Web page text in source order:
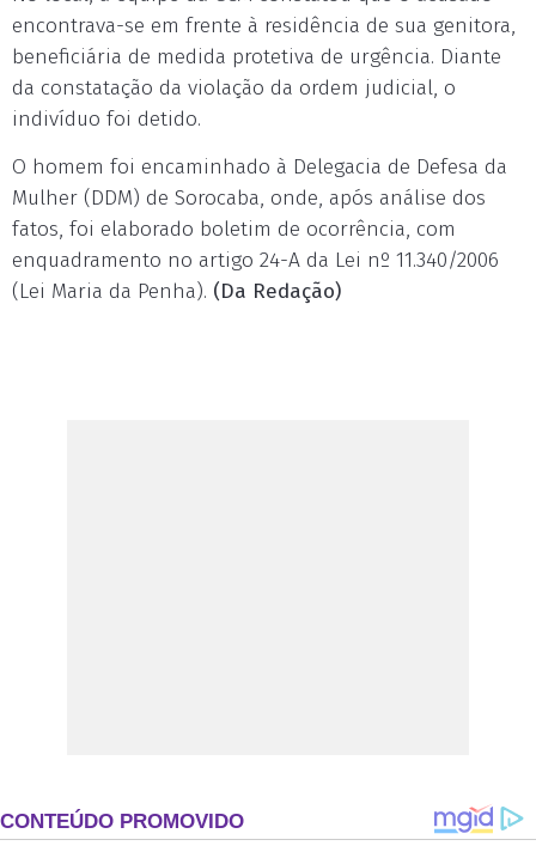
encontrava-se em frente à residência de sua genitora,
beneficiária de medida protetiva de urgência. Diante
da constatação da violação da ordem judicial, o
indivíduo foi detido.
O homem foi encaminhado à Delegacia de Defesa da
Mulher (DDM) de Sorocaba, onde, após análise dos
fatos, foi elaborado boletim de ocorrência, com
enquadramento no artigo 24-A da Lei nº 11.340/2006
(Lei Maria da Penha). (Da Redação)